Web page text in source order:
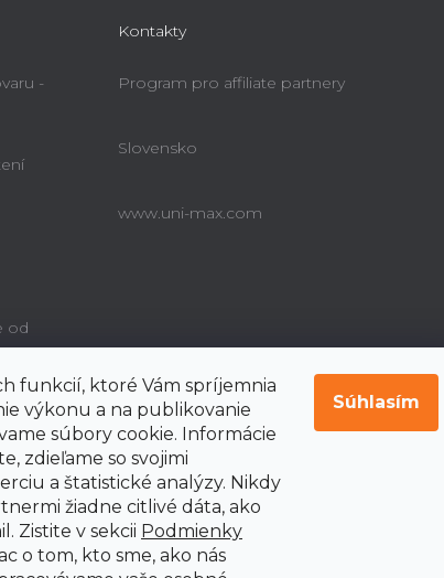
funkcií, ktoré Vám spríjemnia
výkonu a na publikovanie
súbory cookie. Informácie
zdieľame so svojimi
a štatistické analýzy. Nikdy
žiadne citlivé dáta, ako
Zistite v sekcii Podmienky
o tom, kto sme, ako nás
Súhlasím
-
od
Kontakty
Program pro affiliate partnery
Slovensko
www.uni-max.com